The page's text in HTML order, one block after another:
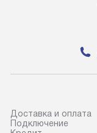
Доставка и оплата
Подключение